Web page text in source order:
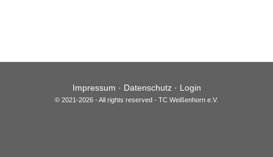
Impressum · Datenschutz· Login
© 2021-2026 - All rights reserved - TC Weißenhorn e.V.